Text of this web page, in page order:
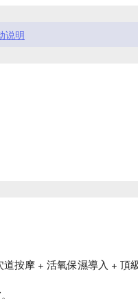
说明
按摩 + 活氧保濕導入 + 頂